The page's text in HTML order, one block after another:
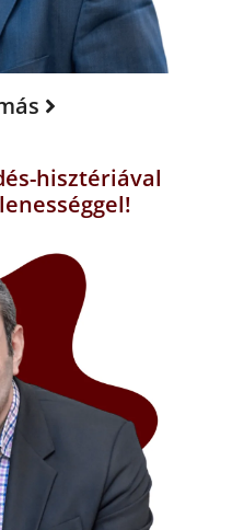
hisztériával